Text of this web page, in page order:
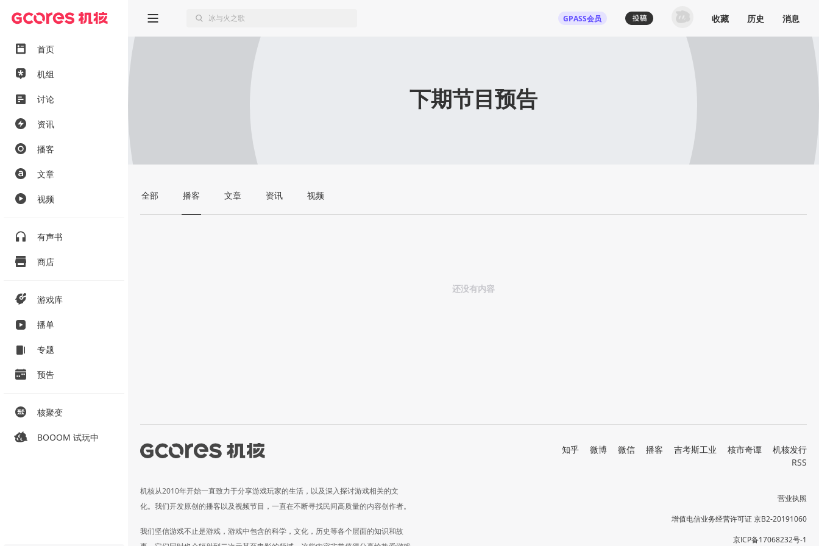
首页
机组
讨论
资讯
播客
文章
视频
有声书
商店
游戏库
播单
专题
预告
核聚变
BOOOM 试玩中
GPASS会员 收藏 历史 消息
下期节目预告
全部 播客 文章 资讯 视频
还没有内容
机核从2010年开始一直致力于分享游戏玩家的生活，以及深入探讨游戏相关的文
化。我们开发原创的播客以及视频节目，一直在不断寻找民间高质量的内容创作者。
我们坚信游戏不止是游戏，游戏中包含的科学，文化，历史等各个层面的知识和故
知乎 微博 微信 播客 吉考斯工业 核市奇谭
机核发行
RSS
营业执照
增值电信业务经营许可证 京B2-20191060
京ICP备17068232号-1